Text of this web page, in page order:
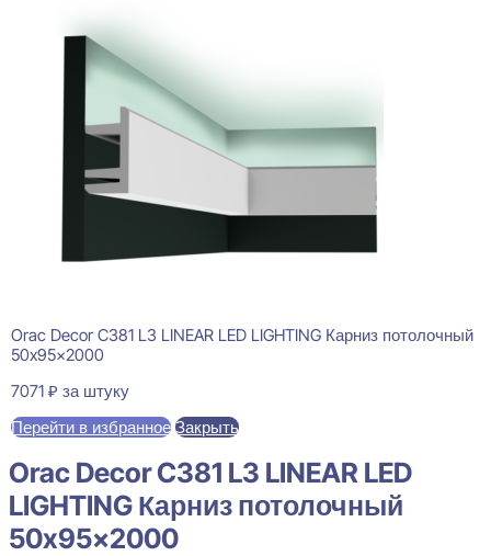
Orac Decor C381 L3 LINEAR LED LIGHTING Карниз потолочный
50x95x2000
7071 ₽ за штуку
Перейти в избранное Закрыть
Orac Decor C381 L3 LINEAR LED
LIGHTING Карниз потолочный
50x95x2000